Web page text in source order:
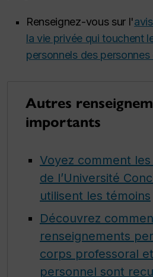
Renseignez-vous sur l'
la vie privée qui touchent
personnels des
Autres
importants
Voyez comment
de l’Université
utilisent les témoins
Découvrez
renseignements
corps professoral
personnel sont